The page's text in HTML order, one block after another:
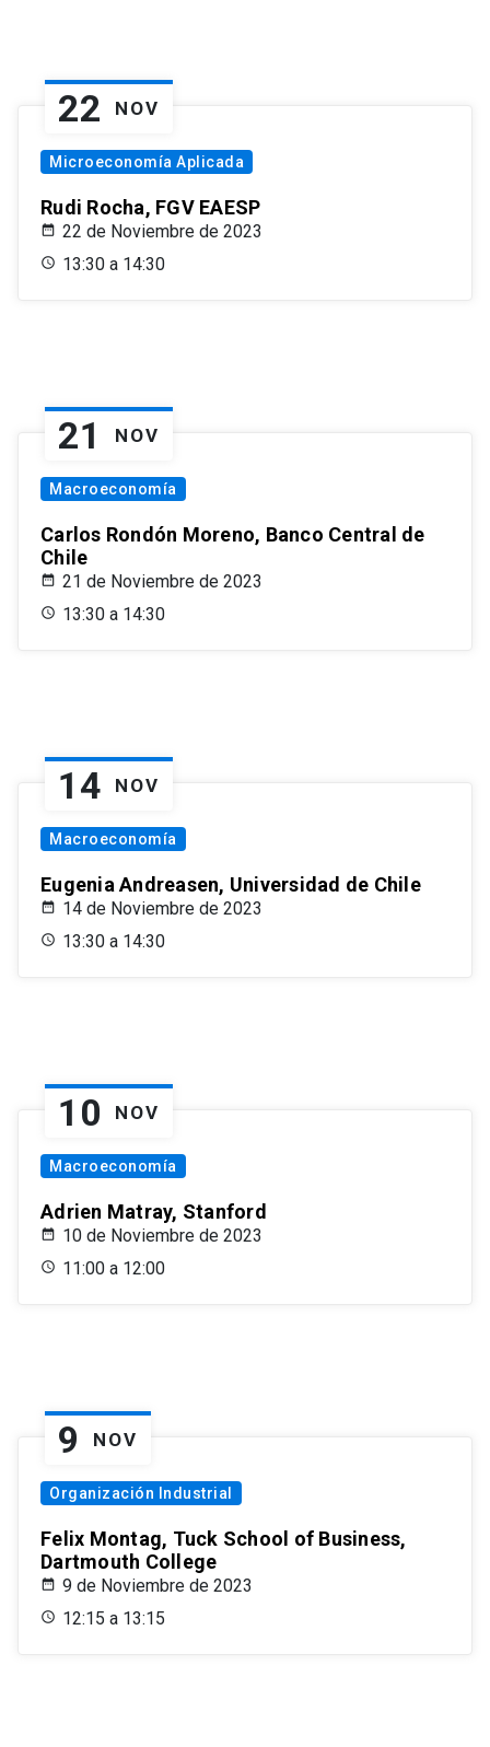
22 NOV
Microeconomía Aplicada
Rudi Rocha, FGV EAESP
22 de Noviembre de 2023
13:30 a 14:30
21 NOV
Macroeconomía
Carlos Rondón Moreno, Banco Central de
Chile
21 de Noviembre de 2023
13:30 a 14:30
14 NOV
Macroeconomía
Eugenia Andreasen, Universidad de Chile
14 de Noviembre de 2023
13:30 a 14:30
10 NOV
Macroeconomía
Adrien Matray, Stanford
10 de Noviembre de 2023
11:00 a 12:00
9 NOV
Organización Industrial
Felix Montag, Tuck School of Business,
Dartmouth College
9 de Noviembre de 2023
12:15 a 13:15